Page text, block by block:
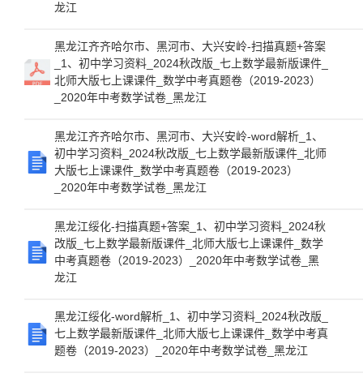
龙江
黑龙江齐齐哈尔市、黑河市、大兴安岭-扫描真题+答案
_1、初中学习资料_2024秋改版_七上数学最新版课件_
北师大版七上课课件_数学中考真题卷（2019-2023）
_2020年中考数学试卷_黑龙江
黑龙江齐齐哈尔市、黑河市、大兴安岭-word解析_1、
初中学习资料_2024秋改版_七上数学最新版课件_北师
大版七上课课件_数学中考真题卷（2019-2023）
_2020年中考数学试卷_黑龙江
黑龙江绥化-扫描真题+答案_1、初中学习资料_2024秋
改版_七上数学最新版课件_北师大版七上课课件_数学
中考真题卷（2019-2023）_2020年中考数学试卷_黑
龙江
黑龙江绥化-word解析_1、初中学习资料_2024秋改版_
七上数学最新版课件_北师大版七上课课件_数学中考真
题卷（2019-2023）_2020年中考数学试卷_黑龙江